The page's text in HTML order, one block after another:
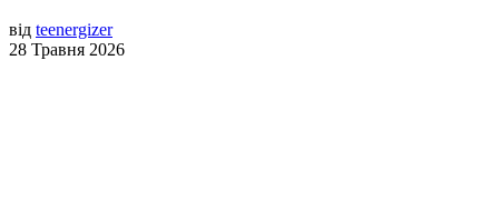
від teenergizer
28 Травня 2026